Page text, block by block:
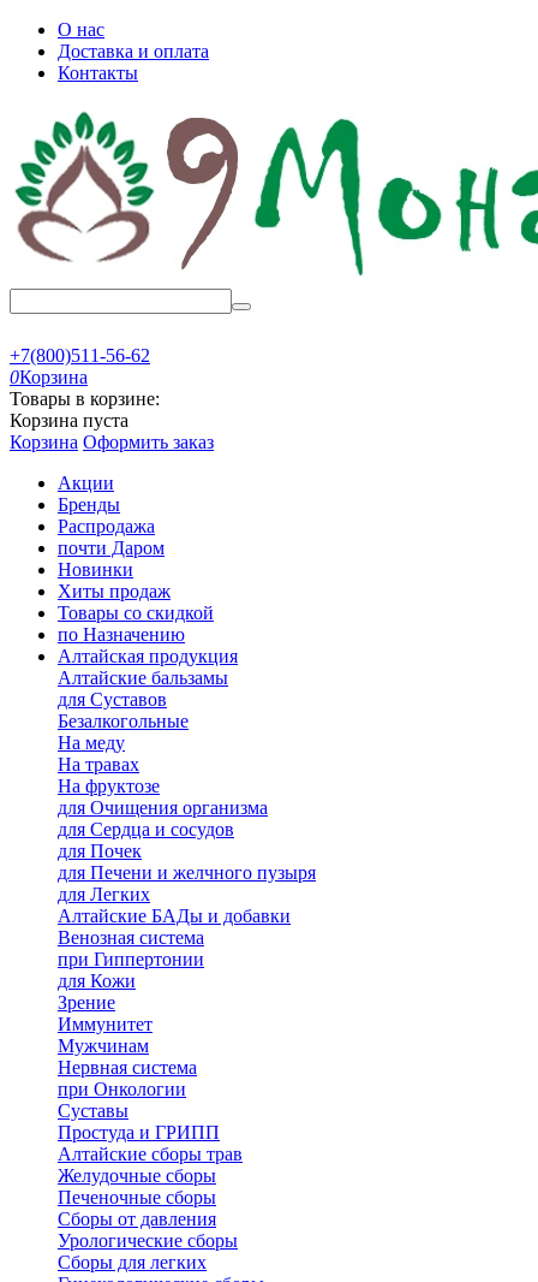
О нас
Доставка и оплата
Контакты
+7(800)511-56-62
0Корзина
Товары в корзине:
Корзина пуста
Корзина Оформить заказ
Акции
Бренды
Распродажа
почти Даром
Новинки
Хиты продаж
Товары со скидкой
по Назначению
Алтайская продукция
Алтайские бальзамы
для Суставов
Безалкогольные
На меду
На травах
На фруктозе
для Очищения организма
для Сердца и сосудов
для Почек
для Печени и желчного пузыря
для Легких
Алтайские БАДы и добавки
Венозная система
при Гиппертонии
для Кожи
Зрение
Иммунитет
Мужчинам
Нервная система
при Онкологии
Суставы
Простуда и ГРИПП
Алтайские сборы трав
Желудочные сборы
Печеночные сборы
Сборы от давления
Урологические сборы
Сборы для легких